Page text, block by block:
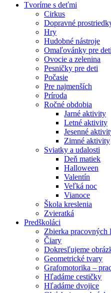
Tvoríme s deťmi
Cirkus
Dopravné
Hry
Hudobné nástroje
Omaľovánky pre deti
Ovocie a zelenina
Pesničky pre deti
Počasie
Pre najmenších
Príroda
Ročné obdobia
Jarné aktivity
Letné aktivity
Jesenné
Zimné aktivity
Sviatky a udalosti
Deň matiek
Halloween
Valentín
Veľká noc
Vianoce
Škola kreslenia
Zvieratká
Predškoláci
Zbierka pracovných
Čiary
Dokresľujeme
Geometrické tvary
Grafomotorika –
Hľadáme cestičky
Hľadáme dvojice